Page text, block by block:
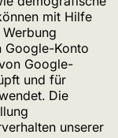
mit Hilfe
Google-Konto
Google-
und für
Die
unserer